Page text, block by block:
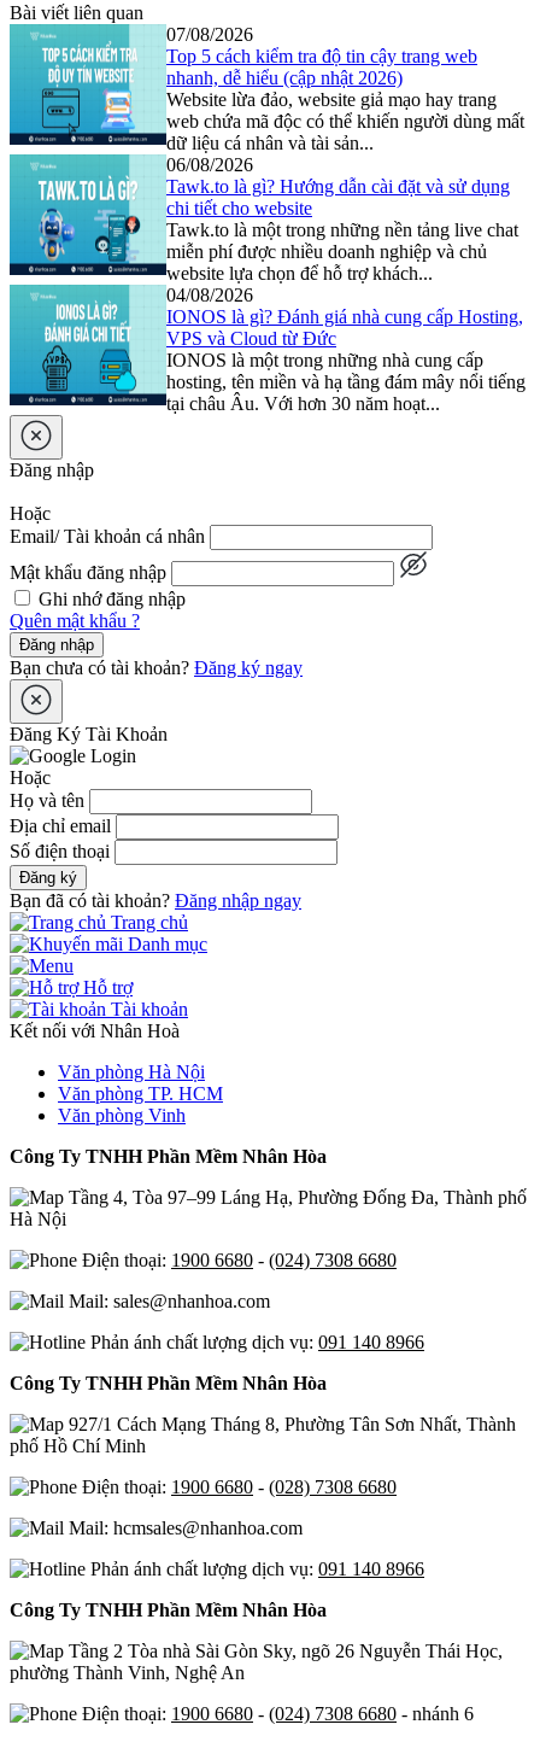
Bài viết liên quan
07/08/2026
Top 5 cách kiểm tra độ tin cậy trang web
nhanh, dễ hiểu (cập nhật 2026)
Website lừa đảo, website giả mạo hay trang
web chứa mã độc có thể khiến người dùng mất
dữ liệu cá nhân và tài sản...
06/08/2026
Tawk.to là gì? Hướng dẫn cài đặt và sử dụng
chi tiết cho website
Tawk.to là một trong những nền tảng live chat
miễn phí được nhiều doanh nghiệp và chủ
website lựa chọn để hỗ trợ khách...
04/08/2026
IONOS là gì? Đánh giá nhà cung cấp Hosting,
VPS và Cloud từ Đức
IONOS là một trong những nhà cung cấp
hosting, tên miền và hạ tầng đám mây nổi tiếng
tại châu Âu. Với hơn 30 năm hoạt...
Đăng nhập
Hoặc
Email/ Tài khoản cá nhân
Mật khẩu đăng nhập
Ghi nhớ đăng nhập
Quên mật khẩu ?
Đăng nhập
Bạn chưa có tài khoản? Đăng ký ngay
Đăng Ký Tài Khoản
Hoặc
Họ và tên
Địa chỉ email
Số điện thoại
Đăng ký
Bạn đã có tài khoản? Đăng nhập ngay
Trang chủ
Danh mục
Hỗ trợ
Tài khoản
Kết nối với Nhân Hoà
Văn phòng Hà Nội
Văn phòng TP. HCM
Văn phòng Vinh
Công Ty TNHH Phần Mềm Nhân Hòa
Tầng 4, Tòa 97–99 Láng Hạ, Phường Đống Đa, Thành phố
Hà Nội
Điện thoại: 1900 6680 - (024) 7308 6680
Mail: sales@nhanhoa.com
Phản ánh chất lượng dịch vụ: 091 140 8966
Công Ty TNHH Phần Mềm Nhân Hòa
927/1 Cách Mạng Tháng 8, Phường Tân Sơn Nhất, Thành
phố Hồ Chí Minh
Điện thoại: 1900 6680 - (028) 7308 6680
Mail: hcmsales@nhanhoa.com
Phản ánh chất lượng dịch vụ: 091 140 8966
Công Ty TNHH Phần Mềm Nhân Hòa
Tầng 2 Tòa nhà Sài Gòn Sky, ngõ 26 Nguyễn Thái Học,
phường Thành Vinh, Nghệ An
Điện thoại: 1900 6680 - (024) 7308 6680 - nhánh 6